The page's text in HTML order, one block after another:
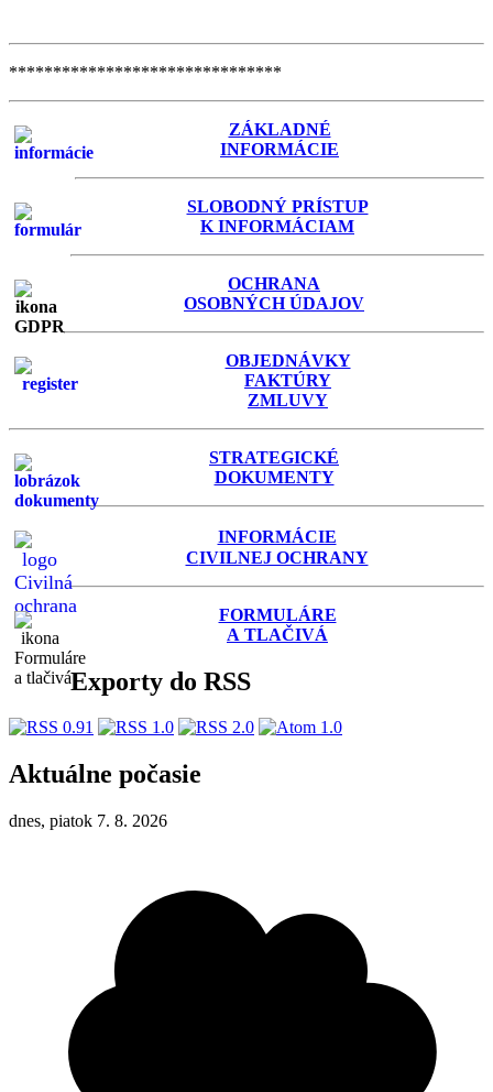
*******************************
ZÁKLADNÉ
INFORMÁCIE
SLOBODNÝ PRÍSTUP
K INFORMÁCIAM
OCHRANA
OSOBNÝCH ÚDAJOV
OBJEDNÁVKY
FAKTÚRY
ZMLUVY
STRATEGICKÉ
DOKUMENTY
INFORMÁCIE
CIVILNEJ OCHRANY
FORMULÁRE
A TLAČIVÁ
Exporty do RSS
Aktuálne počasie
dnes, piatok 7. 8. 2026